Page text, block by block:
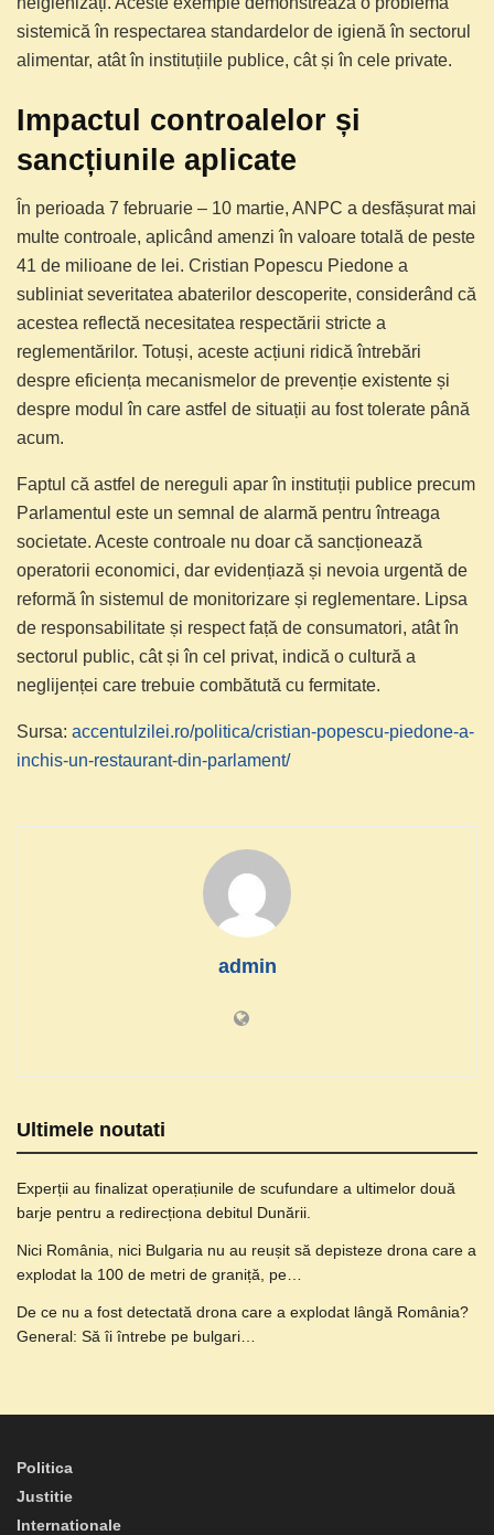
sistemică în respectarea standardelor de igienă în sectorul
alimentar, atât în instituțiile publice, cât și în cele private.
Impactul controalelor și
sancțiunile aplicate
În perioada 7 februarie – 10 martie, ANPC a desfășurat mai
multe controale, aplicând amenzi în valoare totală de peste
41 de milioane de lei. Cristian Popescu Piedone a
subliniat severitatea abaterilor descoperite, considerând că
acestea reflectă necesitatea respectării stricte a
reglementărilor. Totuși, aceste acțiuni ridică întrebări
despre eficiența mecanismelor de prevenție existente și
despre modul în care astfel de situații au fost tolerate până
acum.
Faptul că astfel de nereguli apar în instituții publice precum
Parlamentul este un semnal de alarmă pentru întreaga
societate. Aceste controale nu doar că sancționează
operatorii economici, dar evidențiază și nevoia urgentă de
reformă în sistemul de monitorizare și reglementare. Lipsa
de responsabilitate și respect față de consumatori, atât în
sectorul public, cât și în cel privat, indică o cultură a
neglijenței care trebuie combătută cu fermitate.
Sursa: accentulzilei.ro/politica/cristian-popescu-piedone-a-
inchis-un-restaurant-din-parlament/
admin
Ultimele noutati
Experții au finalizat operațiunile de scufundare a ultimelor două
barje pentru a redirecționa debitul Dunării.
Nici România, nici Bulgaria nu au reușit să depisteze drona care a
explodat la 100 de metri de graniță, pe…
De ce nu a fost detectată drona care a explodat lângă România?
General: Să îi întrebe pe bulgari…
Politica
Justitie
Internationale